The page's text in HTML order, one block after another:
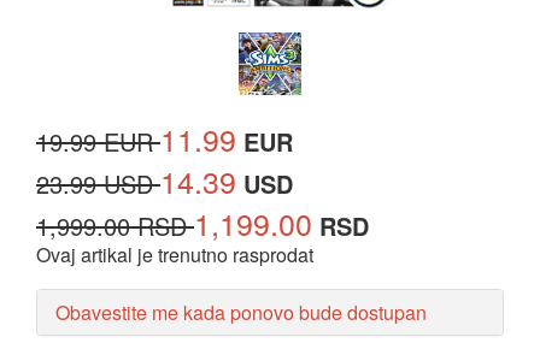
19.99 EUR11.99 EUR
23.99 USD14.39 USD
1,999.00 RSD1,199.00 RSD
Ovaj artikal je trenutno rasprodat
Obavestite me kada ponovo bude dostupan